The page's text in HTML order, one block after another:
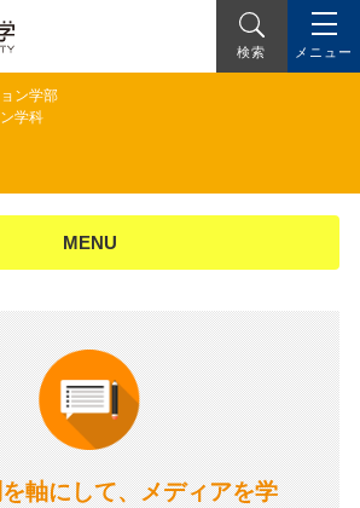
検索 メニュー
ン学部
学科
MENU
軸にして、メディアを学